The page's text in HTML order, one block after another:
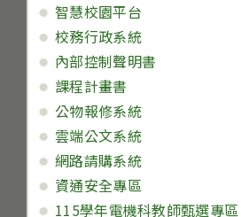
智慧校園平台
校務行政系統
內部控制聲明書
課程計畫書
公物報修系統
雲端公文系統
網路請購系統
資通安全專區
115學年電機科教師甄選專區